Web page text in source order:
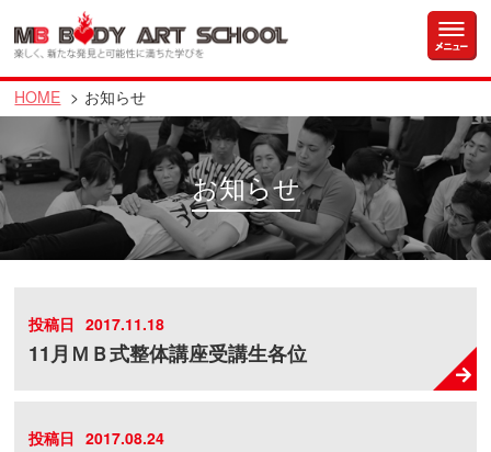
HOME お知らせ
お知らせ
投稿日 2017.11.18
11月ＭＢ式整体講座受講生各位
投稿日 2017.08.24